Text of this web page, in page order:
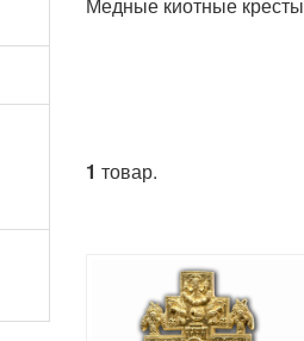
1 товар.